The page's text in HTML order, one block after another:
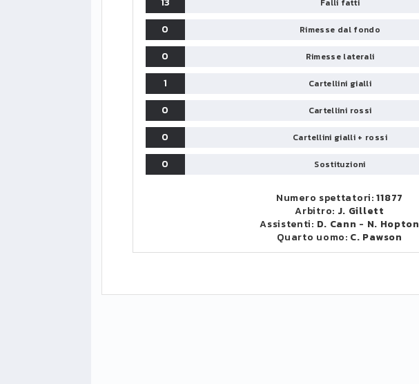
Falli fatti
0
Rimesse dal fondo
0
Rimesse laterali
1
Cartellini gialli
0
Cartellini rossi
0
Cartellini gialli + rossi
0
Sostituzioni
Numero spettatori:11877
Arbitro: J. Gillett
Assistenti: D. Cann - N. Hopton
Quarto uomo: C. Pawson